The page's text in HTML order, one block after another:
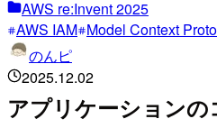
AWS re:Invent 2025
AWS IAM Model Context
のんピ
2025.12.02
アプリケーション